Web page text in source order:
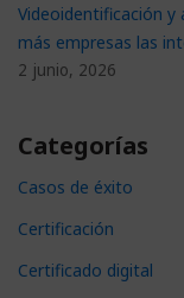
Videoidentificación y
más empresas las
2 junio, 2026
Categorías
Casos de éxito
Certificación
Certificado digital